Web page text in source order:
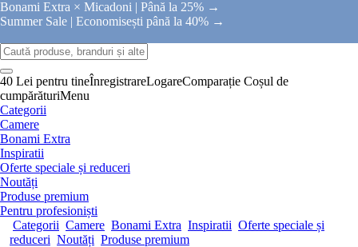
Bonami Extra × Micadoni | Până la 25% →
Summer Sale | Economisești până la 40% →
40 Lei pentru tineÎnregistrareLogareComparație Coșul de
cumpărăturiMenu
Categorii
Camere
Bonami Extra
Inspiratii
Oferte speciale și reduceri
Noutăți
Produse premium
Pentru profesioniști
Categorii Camere Bonami Extra Inspiratii Oferte speciale și
reduceri Noutăți Produse premium